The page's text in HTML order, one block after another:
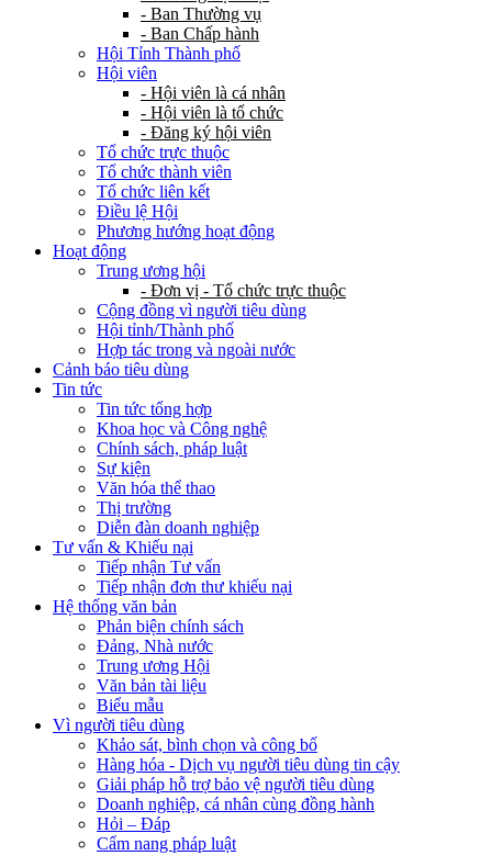
- Ban Thường vụ
- Ban Chấp hành
Hội Tỉnh Thành phố
Hội viên
- Hội viên là cá nhân
- Hội viên là tổ chức
- Đăng ký hội viên
Tổ chức trực thuộc
Tổ chức thành viên
Tổ chức liên kết
Điều lệ Hội
Phương hướng hoạt động
Hoạt động
Trung ương hội
- Đơn vị - Tổ chức trực thuộc
Cộng đồng vì người tiêu dùng
Hội tỉnh/Thành phố
Hợp tác trong và ngoài nước
Cảnh báo tiêu dùng
Tin tức
Tin tức tổng hợp
Khoa học và Công nghệ
Chính sách, pháp luật
Sự kiện
Văn hóa thể thao
Thị trường
Diễn đàn doanh nghiệp
Tư vấn & Khiếu nại
Tiếp nhận Tư vấn
Tiếp nhận đơn thư khiếu nại
Hệ thống văn bản
Phản biện chính sách
Đảng, Nhà nước
Trung ương Hội
Văn bản tài liệu
Biểu mẫu
Vì người tiêu dùng
Khảo sát, bình chọn và công bố
Hàng hóa - Dịch vụ người tiêu dùng tin cậy
Giải pháp hỗ trợ bảo vệ người tiêu dùng
Doanh nghiệp, cá nhân cùng đồng hành
Hỏi – Đáp
Cẩm nang pháp luật